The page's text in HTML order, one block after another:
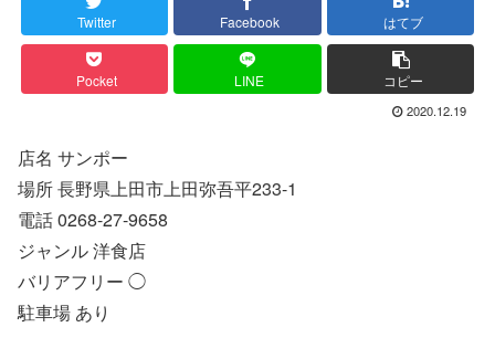
Twitter Facebook はてブ
Pocket LINE コピー
2020.12.19
店名 サンポー
場所 長野県上田市上田弥吾平233-1
電話 0268-27-9658
ジャンル 洋食店
バリアフリー ◯
駐車場 あり